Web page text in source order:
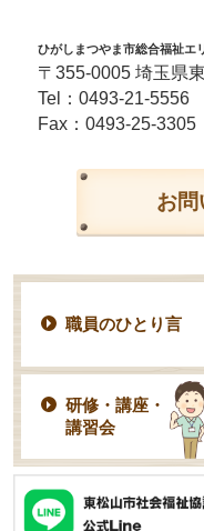
ひがしまつやま市総合福祉エ
〒355-0005 埼玉県
Tel： 0493-21-5556
Fax：0493-25-3305
お問
職員のひとり言
研修・講座・
講習会